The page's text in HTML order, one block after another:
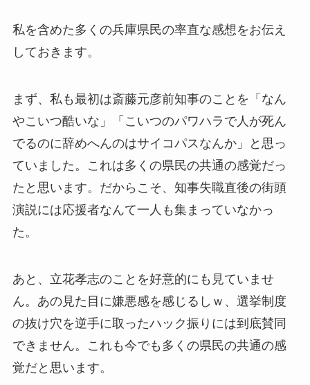
私を含めた多くの兵庫県民の率直な感想をお伝え
しておきます。
まず、私も最初は斎藤元彦前知事のことを「なん
やこいつ酷いな」「こいつのパワハラで人が死ん
でるのに辞めへんのはサイコパスなんか」と思っ
ていました。これは多くの県民の共通の感覚だっ
たと思います。だからこそ、知事失職直後の街頭
演説には応援者なんて一人も集まっていなかっ
た。
あと、立花孝志のことを好意的にも見ていませ
ん。あの見た目に嫌悪感を感じるしｗ、選挙制度
の抜け穴を逆手に取ったハック振りには到底賛同
できません。これも今でも多くの県民の共通の感
覚だと思います。